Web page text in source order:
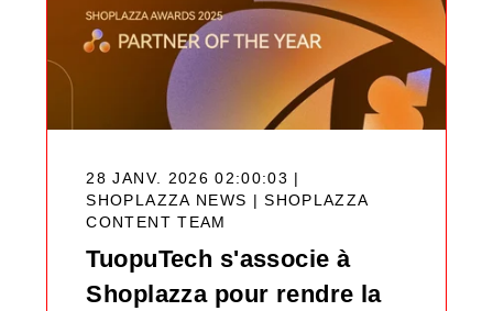
28 JANV. 2026 02:00:03 |
SHOPLAZZA NEWS |SHOPLAZZA
CONTENT TEAM
TuopuTech s'associe à
Shoplazza pour rendre la